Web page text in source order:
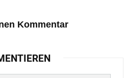
Kommentar